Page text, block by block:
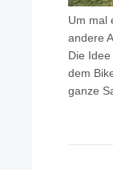
Um mal
andere
Die
dem
ganze